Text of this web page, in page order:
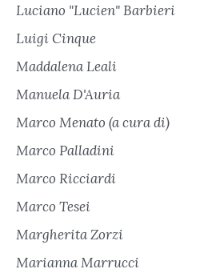
Luciano "Lucien" Barbieri
Luigi Cinque
Maddalena Leali
Manuela D'Auria
Marco Menato (a cura di)
Marco Palladini
Marco Ricciardi
Marco Tesei
Margherita Zorzi
Marianna Marrucci